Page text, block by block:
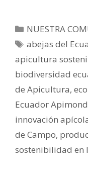
NUESTRA
abejas del
apicultura
biodiversidad
de Apicultura,
Ecuador
innovación
de Campo,
sostenibilidad en